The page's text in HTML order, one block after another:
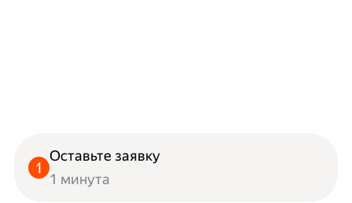
Оставьте заявку
1 минута